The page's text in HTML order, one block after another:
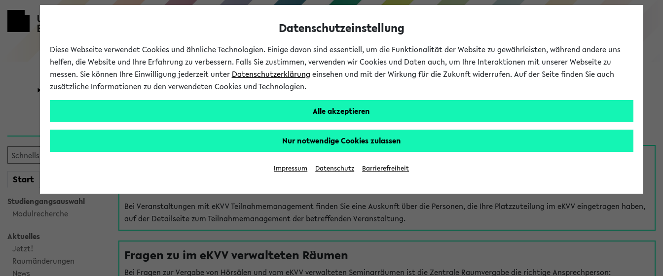
eKVV
Universität Forschung Studium
Start
Studiengangsauswahl
Modulrecherche
Aktuelles
Jetzt!
Raumänderungen
News
Hilfe & Kontakt
Bei Veranstaltungen mit eKVV Teilnahmemanagement finden Sie eine Auskunft über die Personen, die Ihre Platzzuteilung im eKVV eingetragen haben,
auf der Detailseite zum Teilnahmemanagement der betreffenden Veranstaltung.
Fragen zu im eKVV verwalteten Räumen
Bei Fragen zur Vergabe von Hörsälen und vom eKVV verwalteten Seminarräumen ist die Zentrale Raumvergabe die richtige Ansprechperson:
Datenschutzeinstellung
Diese Webseite verwendet Cookies und ähnliche Technologien. Einige davon sind essentiell, um die Funktionalität der Website zu gewährleisten, während andere uns
helfen, die Website und Ihre Erfahrung zu verbessern. Falls Sie zustimmen, verwenden wir Cookies und Daten auch, um Ihre Interaktionen mit unserer Webseite zu
messen. Sie können Ihre Einwilligung jederzeit unter Datenschutzerklärung einsehen und mit der Wirkung für die Zukunft widerrufen. Auf der Seite finden Sie auch
zusätzliche Informationen zu den verwendeten Cookies und Technologien.
Alle akzeptieren
Nur notwendige Cookies zulassen
Impressum Datenschutz Barrierefreiheit